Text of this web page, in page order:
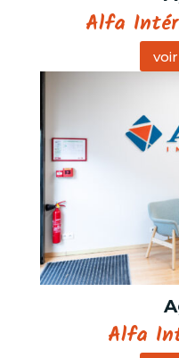
Alfa
Alfa